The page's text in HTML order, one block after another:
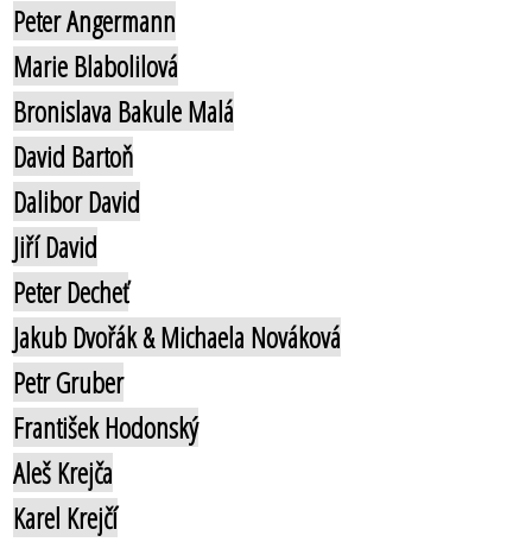
Peter Angermann
Marie Blabolilová
Bronislava Bakule Malá
David Bartoň
Dalibor David
Jiří David
Peter Decheť
Jakub Dvořák & Michaela Nováková
Petr Gruber
František Hodonský
Aleš Krejča
Karel Krejčí